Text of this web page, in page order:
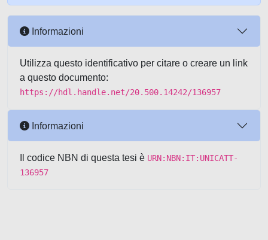
Informazioni
Utilizza questo identificativo per citare o creare un link
a questo documento:
https://hdl.handle.net/20.500.14242/136957
Informazioni
Il codice NBN di questa tesi è URN:NBN:IT:UNICATT-
136957